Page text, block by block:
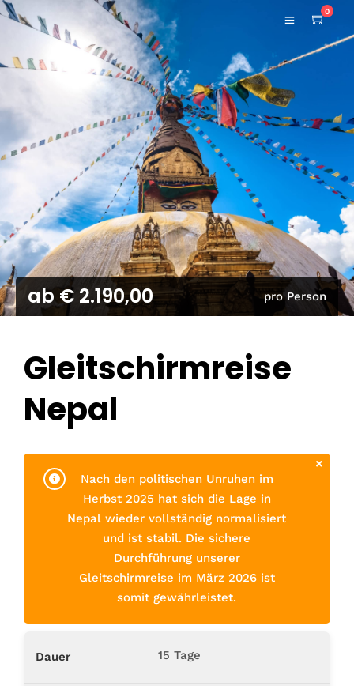
0
ab € 2.190,00 pro Person
Gleitschirmreise
Nepal
Nach den politischen Unruhen im
Herbst 2025 hat sich die Lage in
Nepal wieder vollständig normalisiert
und ist stabil. Die sichere
Durchführung unserer
Gleitschirmreise im März 2026 ist
somit gewährleistet.
Dauer 15 Tage